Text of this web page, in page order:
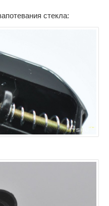
стекла: